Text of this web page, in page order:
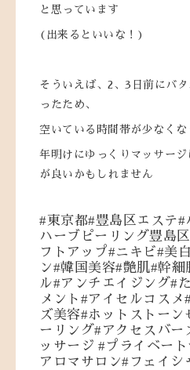
と思っています
(出来るといいな！)
そういえば、2、3日前にバ
ったため、
空いている時間帯が少なくな
年明けにゆっくりマッサー
が良いかもしれません
# 東京都#豊島区エステ#
ハーブピーリング豊島区
フトアップ#ニキビ#美白
ン#韓国美容#艶肌#幹細
ル#アンチエイジング#
メント #アイセルコスメ
ズ美容#ホットストーン
ーリング#アクセスバー
ッサージ #プライベート
アロマサロン# フェイシ